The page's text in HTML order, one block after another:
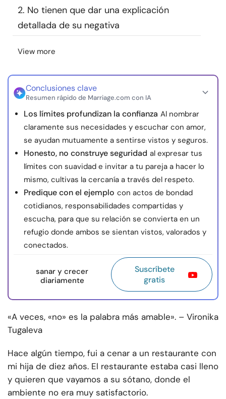
nosotros
© Copyright 2026. Todos los derechos reservados.
2. No tienen que dar una explicación
detallada de su negativa
View more
Conclusiones clave
Resumen rápido de Marriage.com con IA
Los límites profundizan la confianza Al nombrar
claramente sus necesidades y escuchar con amor,
se ayudan mutuamente a sentirse vistos y seguros.
Honesto, no construye seguridad al expresar tus
límites con suavidad e invitar a tu pareja a hacer lo
mismo, cultivas la cercanía a través del respeto.
Predique con el ejemplo con actos de bondad
cotidianos, responsabilidades compartidas y
escucha, para que su relación se convierta en un
refugio donde ambos se sientan vistos, valorados y
conectados.
sanar y crecer
diariamente
Suscríbete
gratis
«A veces, «no» es la palabra más amable». – Vironika
Tugaleva
Hace algún tiempo, fui a cenar a un restaurante con
mi hija de diez años. El restaurante estaba casi lleno
y quieren que vayamos a su sótano, donde el
ambiente no era muy satisfactorio.